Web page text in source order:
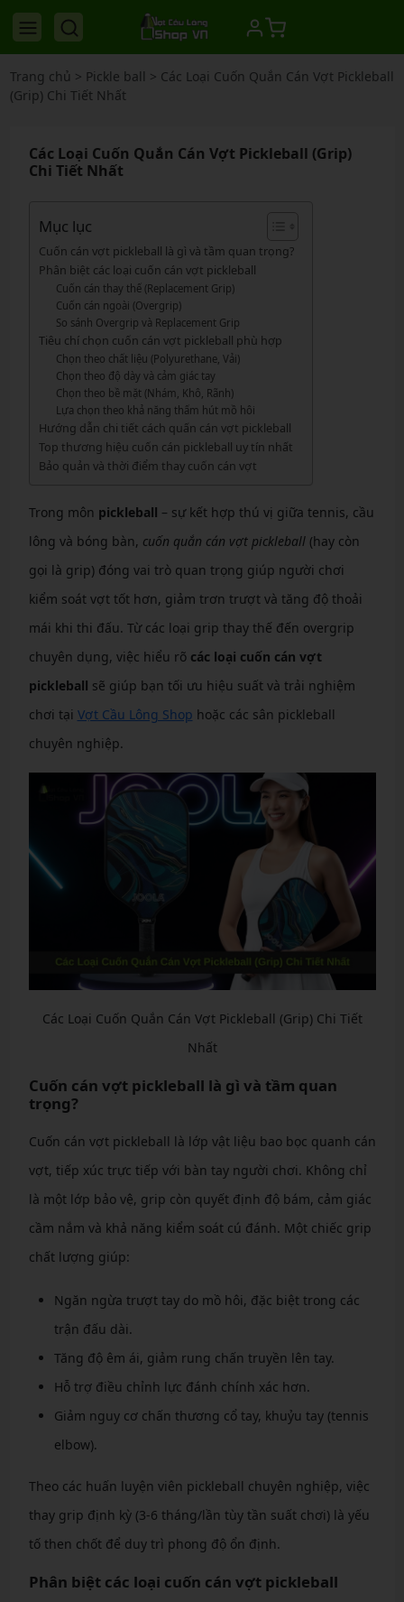
Trang chủ > Pickle ball > Các Loại Cuốn Quắn Cán Vợt Pickleball
(Grip) Chi Tiết Nhất
Các Loại Cuốn Quắn Cán Vợt Pickleball (Grip)
Chi Tiết Nhất
Mục lục
Cuốn cán vợt pickleball là gì và tầm quan trọng?
Phân biệt các loại cuốn cán vợt pickleball
Cuốn cán thay thế (Replacement Grip)
Cuốn cán ngoài (Overgrip)
So sánh Overgrip và Replacement Grip
Tiêu chí chọn cuốn cán vợt pickleball phù hợp
Chọn theo chất liệu (Polyurethane, Vải)
Chọn theo độ dày và cảm giác tay
Chọn theo bề mặt (Nhám, Khô, Rãnh)
Lựa chọn theo khả năng thấm hút mồ hôi
Hướng dẫn chi tiết cách quấn cán vợt pickleball
Top thương hiệu cuốn cán pickleball uy tín nhất
Bảo quản và thời điểm thay cuốn cán vợt
Trong môn pickleball – sự kết hợp thú vị giữa tennis, cầu
lông và bóng bàn, cuốn quắn cán vợt pickleball(hay còn
gọi là grip) đóng vai trò quan trọng giúp người chơi
kiểm soát vợt tốt hơn, giảm trơn trượt và tăng độ thoải
mái khi thi đấu. Từ các loại grip thay thế đến overgrip
chuyên dụng, việc hiểu rõ các loại cuốn cán vợt
pickleball sẽ giúp bạn tối ưu hiệu suất và trải nghiệm
chơi tại Vợt Cầu Lông Shop hoặc các sân pickleball
chuyên nghiệp.
Các Loại Cuốn Quắn Cán Vợt Pickleball (Grip) Chi Tiết
Nhất
Cuốn cán vợt pickleball là gì và tầm quan
trọng?
Cuốn cán vợt pickleball là lớp vật liệu bao bọc quanh cán
vợt, tiếp xúc trực tiếp với bàn tay người chơi. Không chỉ
là một lớp bảo vệ, grip còn quyết định độ bám, cảm giác
cầm nắm và khả năng kiểm soát cú đánh. Một chiếc grip
chất lượng giúp:
Ngăn ngừa trượt tay do mồ hôi, đặc biệt trong các
trận đấu dài.
Tăng độ êm ái, giảm rung chấn truyền lên tay.
Hỗ trợ điều chỉnh lực đánh chính xác hơn.
Giảm nguy cơ chấn thương cổ tay, khuỷu tay (tennis
elbow).
Theo các huấn luyện viên pickleball chuyên nghiệp, việc
thay grip định kỳ (3-6 tháng/lần tùy tần suất chơi) là yếu
tố then chốt để duy trì phong độ ổn định.
Phân biệt các loại cuốn cán vợt pickleball